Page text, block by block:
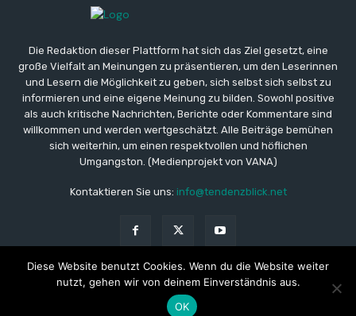
Die Redaktion dieser Plattform hat sich das Ziel gesetzt, eine
große Vielfalt an Meinungen zu präsentieren, um den Leserinnen
und Lesern die Möglichkeit zu geben, sich selbst sich selbst zu
informieren und eine eigene Meinung zu bilden. Sowohl positive
als auch kritische Nachrichten, Berichte oder Kommentare sind
willkommen und werden wertgeschätzt. Alle Beiträge bemühen
sich weiterhin, um einen respektvollen und höflichen
Umgangston. (Medienprojekt von VANA)
Kontaktieren Sie uns: info@tendenzblick.net
© Copyright - TB - Aktuelle Nachrichten online
Diese Website benutzt Cookies. Wenn du die Website weiter
nutzt, gehen wir von deinem Einverständnis aus.
OK